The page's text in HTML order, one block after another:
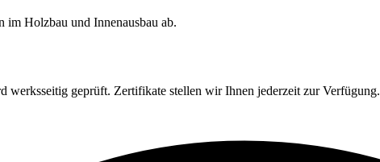
im Holzbau und Innenausbau ab.
werksseitig geprüft. Zertifikate stellen wir Ihnen jederzeit zur Verfügung.